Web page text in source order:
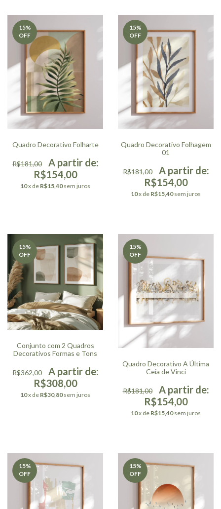
15%
OFF
Quadro Decorativo Folharte
R$181,00
R$154,00
10x de R$15,40 sem juros
15%
OFF
Quadro Decorativo Folhagem
01
R$181,00
R$154,00
10x de R$15,40 sem juros
15%
OFF
Conjunto com 2 Quadros
Decorativos Formas e Tons
R$362,00
R$308,00
10x de R$30,80 sem juros
15%
OFF
Quadro Decorativo A Última
Ceia de Vinci
R$181,00
R$154,00
10x de R$15,40 sem juros
15%
OFF
15%
OFF